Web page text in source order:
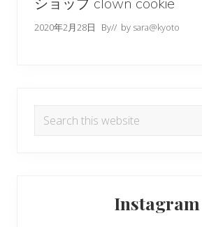
2020年2月28日 By// by sara@kyoto
Search
Instagram